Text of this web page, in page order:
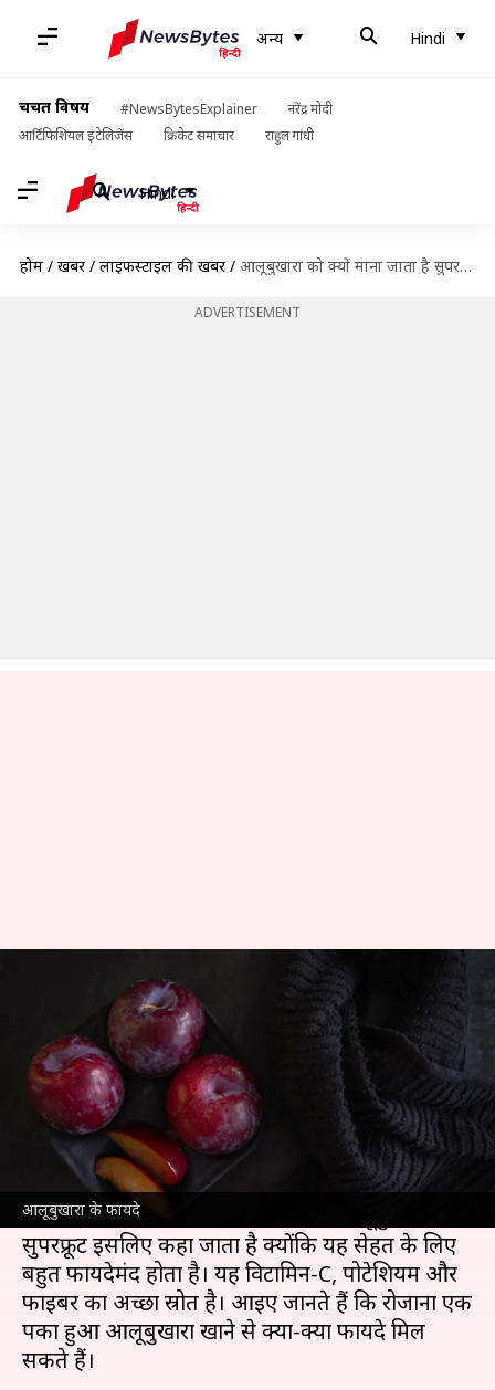
अन्य Hindi
चर्चित विषय #NewsBytesExplainer
नरेंद्र मोदी
आर्टिफिशियल इंटेलिजेंस
क्रिकेट समाचार राहुल गांधी
Hindi
होम / खबरें / लाइफस्टाइल की खबरें / आलूबुखारा को क्यों माना जाता है सुपरफ्रूट? जानिए इसके फायदे
ADVERTISEMENT
आलूबुखारा के फायदे
आलूबुखारा को क्यों माना जाता है
सुपरफ्रूट? जानिए इसके फायदे
लेखन अंजली Jul 06, 2026 04:00 pm
क्या है खबर?
आलूबुखारा एक ऐसा फल है, जिसे हम अक्सर गर्मियों के
मौसम में पाते हैं। यह न केवल स्वाद में बेहतरीन होता है,
बल्कि इसमें कई पोषक तत्व भी होते हैं। आलूबुखारा को
सुपरफ्रूट इसलिए कहा जाता है क्योंकि यह सेहत के लिए
बहुत फायदेमंद होता है। यह विटामिन-C, पोटेशियम और
फाइबर का अच्छा स्रोत है। आइए जानते हैं कि रोजाना एक
पका हुआ आलूबुखारा खाने से क्या-क्या फायदे मिल